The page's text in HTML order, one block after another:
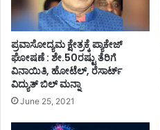
ಪ್ರವಾಸೋದ್ಯಮ ಕ್ಷೇತ್ರಕ್ಕೆ ಪ್ಯಾಕೇಜ್
ಘೋಷಣೆ : ಶೇ.50ರಷ್ಟು ತೆರಿಗೆ
ವಿನಾಯಿತಿ, ಹೋಟೆಲ್, ರೆಸಾರ್ಟ್
ವಿದ್ಯುತ್ ಬಿಲ್ ಮನ್ನಾ
June 25, 2021